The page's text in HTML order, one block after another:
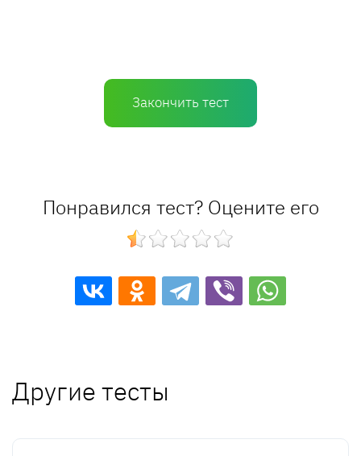
Закончить тест
Понравился тест? Оцените его
Другие тесты